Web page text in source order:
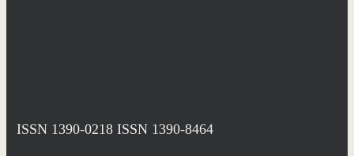
ISSN 1390-0218 ISSN 1390-8464